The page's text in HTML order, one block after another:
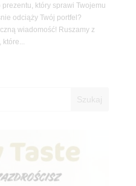
który sprawi Twojemu
odciąży Twój portfel?
wiadomość! Ruszamy z